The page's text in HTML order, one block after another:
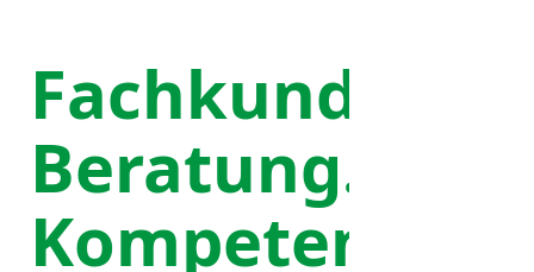
Fachkundige
Beratung.
Kompetenter